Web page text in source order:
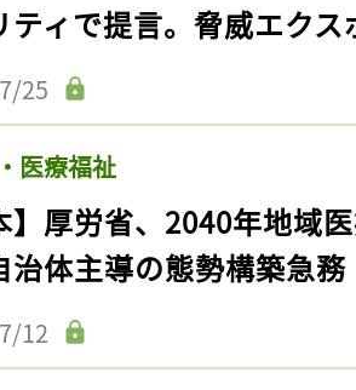
ティで提言。脅威エク
25
医療福祉
】厚労省、2040年地域
治体主導の態勢構築急務
12